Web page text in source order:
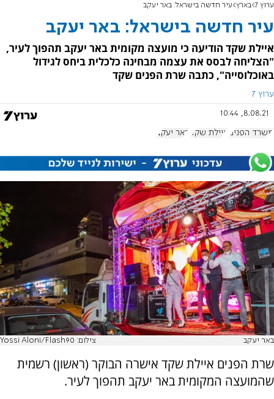
ערוץ 7 בארץ עיר חדשה בישראל: באר יעקב
עיר חדשה בישראל: באר יעקב
איילת שקד הודיעה כי מועצה מקומית באר יעקב תהפוך לעיר,
"הצליחה לבסס את עצמה מבחינה כלכלית ביחס לגידול
באוכלוסייה", כתבה שרת הפנים שקד
ערוץ 7
8.08.21, 10:44
משרד הפנים איילת שקד באר יעקב
באר יעקב צילום: Yossi Aloni/Flash90
שרת הפנים איילת שקד אישרה הבוקר (ראשון) רשמית
שהמועצה המקומית באר יעקב תהפוך לעיר.